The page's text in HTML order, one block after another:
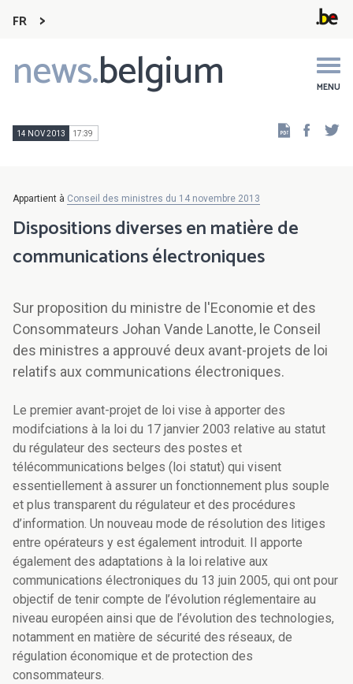
FR
news.belgium MENU
Main
navigation
14 NOV 2013 17:39
Appartient à Conseil des ministres du 14 novembre 2013
Dispositions diverses en matière de
communications électroniques
Sur proposition du ministre de l'Economie et des
Consommateurs Johan Vande Lanotte, le Conseil
des ministres a approuvé deux avant-projets de loi
relatifs aux communications électroniques.
Le premier avant-projet de loi vise à apporter des
modifciations à la loi du 17 janvier 2003 relative au statut
du régulateur des secteurs des postes et
télécommunications belges (loi statut) qui visent
essentiellement à assurer un fonctionnement plus souple
et plus transparent du régulateur et des procédures
d’information. Un nouveau mode de résolution des litiges
entre opérateurs y est également introduit. Il apporte
également des adaptations à la loi relative aux
communications électroniques du 13 juin 2005, qui ont pour
objectif de tenir compte de l’évolution réglementaire au
niveau européen ainsi que de l’évolution des technologies,
notamment en matière de sécurité des réseaux, de
régulation économique et de protection des
consommateurs.